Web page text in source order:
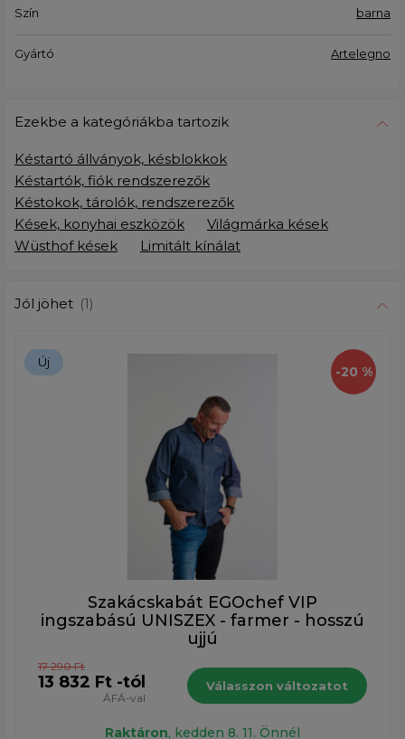
Szín barna
Gyártó Artelegno
Ezekbe a kategóriákba tartozik
Késtartó állványok, késblokkok
Késtartók, fiók rendszerezők
Késtokok, tárolók, rendszerezők
Kések, konyhai eszközök
Világmárka kések
Wüsthof kések
Limitált kínálat
Jól jöhet (1)
-20 %
Új
Szakácskabát EGOchef VIP
ingszabású UNISZEX - farmer - hosszú
ujjú
17 290 Ft
13 832 Ft -tól
ÁFÁ-val
Válasszon változatot
Raktáron, kedden 8. 11. Önnél